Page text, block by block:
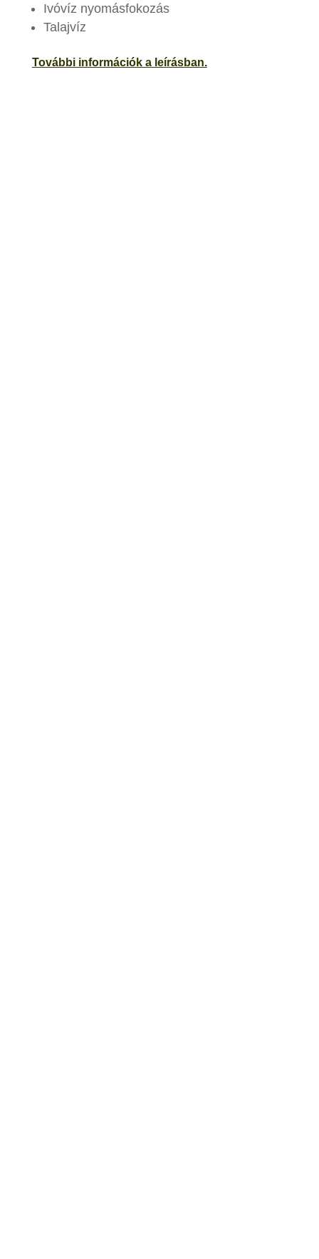
Ivóvíz nyomásfokozás
Talajvíz
További információk aleírásban.